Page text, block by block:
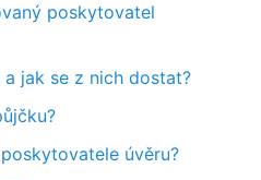
poskytovatel
jak se z nich dostat?
úvěru?